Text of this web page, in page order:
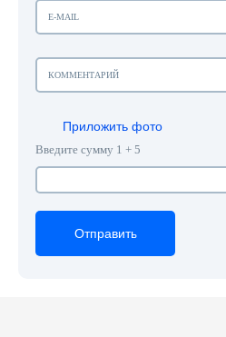
Приложить фото
Введите сумму 1 + 5
Отправить
Отправить
Отправить